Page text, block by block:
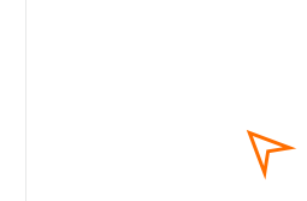
Jetzt spenden mit